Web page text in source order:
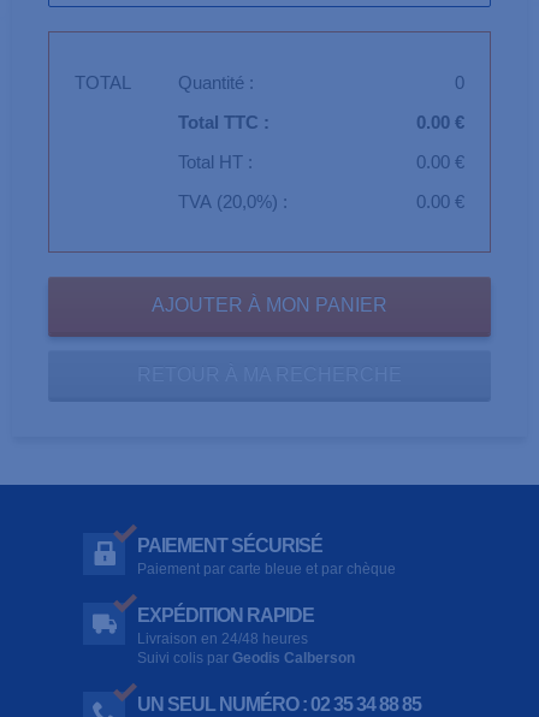
TOTAL Quantité :
0
Total TTC :
0.00 €
Total HT :
0.00 €
TVA (20,0%) :
0.00 €
PAIEMENT SÉCURISÉ
Paiement par carte bleue et par chèque
EXPÉDITION RAPIDE
Livraison en 24/48 heures
Suivi colis par Geodis Calberson
UN SEUL NUMÉRO : 02 35 34 88 85